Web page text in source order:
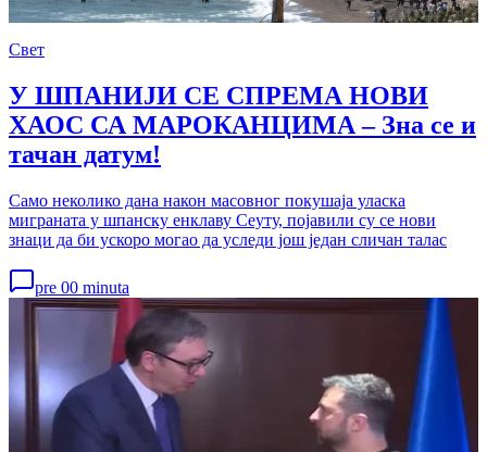
Свет
У ШПАНИЈИ СЕ СПРЕМА НОВИ
ХАОС СА МАРОКАНЦИМА – Зна се и
тачан датум!
Само неколико дана након масовног покушаја уласка
миграната у шпанску енклаву Сеуту, појавили су се нови
знаци да би ускоро могао да уследи још један сличан талас
pre 00 minuta